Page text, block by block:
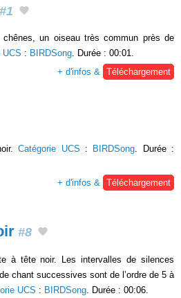
#1
un oiseau très commun près de
UCS : BIRDSong. Durée : 00:01.
+ d'infos & Téléchargement
Catégorie UCS : BIRDSong. Durée :
+ d'infos & Téléchargement
#8
à tête noir. Les intervalles de silences
chant successives sont de l’ordre de 5 à
UCS : BIRDSong . Durée : 00:06.